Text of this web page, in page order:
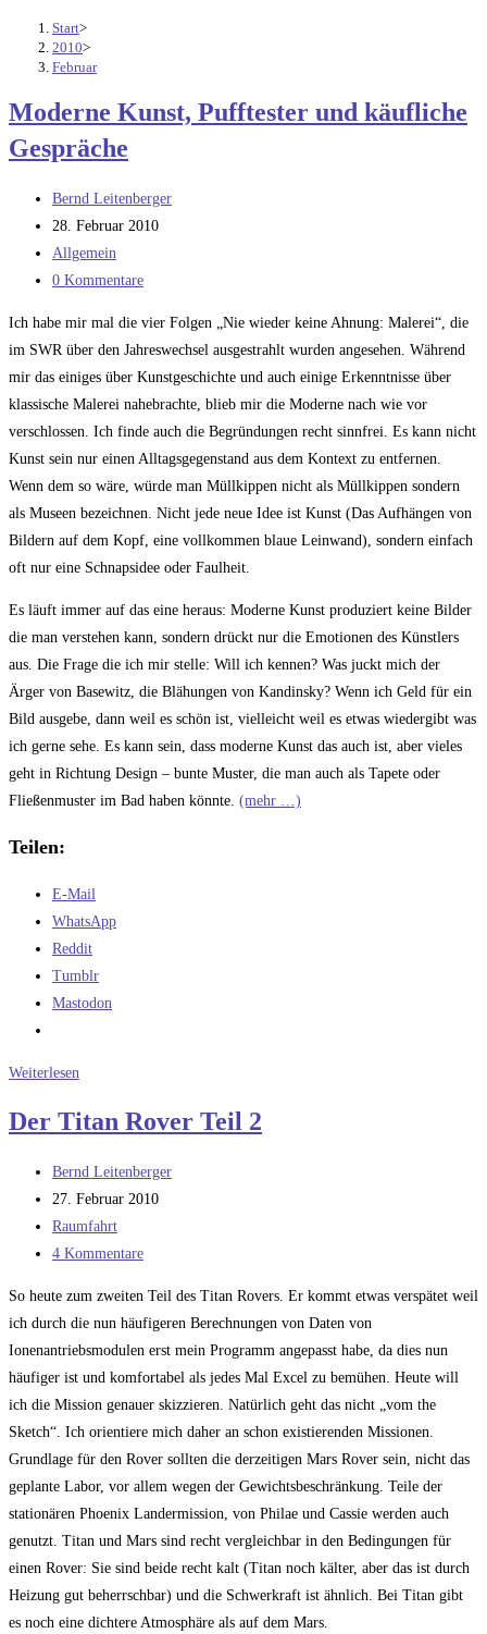
Start>
2010>
Februar
Moderne Kunst, Pufftester und käufliche
Gespräche
Beitrags-
Autor:
Bernd Leitenberger
Beitrag
veröffentlicht:
28. Februar 2010
Beitrags-
Kategorie:
Allgemein
Beitrags-
0 Kommentare
Ich habe mir mal die vier Folgen „Nie wieder keine Ahnung: Malerei“, die
im SWR über den Jahreswechsel ausgestrahlt wurden angesehen. Während
mir das einiges über Kunstgeschichte und auch einige Erkenntnisse über
klassische Malerei nahebrachte, blieb mir die Moderne nach wie vor
verschlossen. Ich finde auch die Begründungen recht sinnfrei. Es kann nicht
Kunst sein nur einen Alltagsgegenstand aus dem Kontext zu entfernen.
Wenn dem so wäre, würde man Müllkippen nicht als Müllkippen sondern
als Museen bezeichnen. Nicht jede neue Idee ist Kunst (Das Aufhängen von
Bildern auf dem Kopf, eine vollkommen blaue Leinwand), sondern einfach
oft nur eine Schnapsidee oder Faulheit.
Es läuft immer auf das eine heraus: Moderne Kunst produziert keine Bilder
die man verstehen kann, sondern drückt nur die Emotionen des Künstlers
aus. Die Frage die ich mir stelle: Will ich kennen? Was juckt mich der
Ärger von Basewitz, die Blähungen von Kandinsky? Wenn ich Geld für ein
Bild ausgebe, dann weil es schön ist, vielleicht weil es etwas wiedergibt was
ich gerne sehe. Es kann sein, dass moderne Kunst das auch ist, aber vieles
geht in Richtung Design – bunte Muster, die man auch als Tapete oder
Fließenmuster im Bad haben könnte. (mehr …)
Teilen:
E-Mail
WhatsApp
Reddit
Tumblr
Mastodon
Weiterlesen
Pufftester
käufliche
Gespräche
Der Titan Rover Teil 2
Beitrags-
Autor:
Bernd Leitenberger
Beitrag
veröffentlicht:
27. Februar 2010
Beitrags-
Kategorie:
Raumfahrt
Beitrags-
4 Kommentare
So heute zum zweiten Teil des Titan Rovers. Er kommt etwas verspätet weil
ich durch die nun häufigeren Berechnungen von Daten von
Ionenantriebsmodulen erst mein Programm angepasst habe, da dies nun
häufiger ist und komfortabel als jedes Mal Excel zu bemühen. Heute will
ich die Mission genauer skizzieren. Natürlich geht das nicht „vom the
Sketch“. Ich orientiere mich daher an schon existierenden Missionen.
Grundlage für den Rover sollten die derzeitigen Mars Rover sein, nicht das
geplante Labor, vor allem wegen der Gewichtsbeschränkung. Teile der
stationären Phoenix Landermission, von Philae und Cassie werden auch
genutzt. Titan und Mars sind recht vergleichbar in den Bedingungen für
einen Rover: Sie sind beide recht kalt (Titan noch kälter, aber das ist durch
Heizung gut beherrschbar) und die Schwerkraft ist ähnlich. Bei Titan gibt
es noch eine dichtere Atmosphäre als auf dem Mars.